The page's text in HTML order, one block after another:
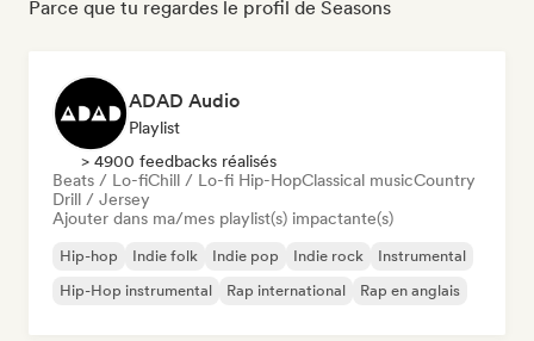
Parce que tu regardes le profil de Seasons
ADAD Audio
Playlist
> 4900 feedbacks réalisés
Beats / Lo-fiChill / Lo-fi Hip-HopClassical musicCountry
Drill / Jersey
Ajouter dans ma/mes playlist(s) impactante(s)
Hip-hop Indie folk Indie pop Indie rock
Instrumental
Hip-Hop instrumental
Rap international Rap en anglais